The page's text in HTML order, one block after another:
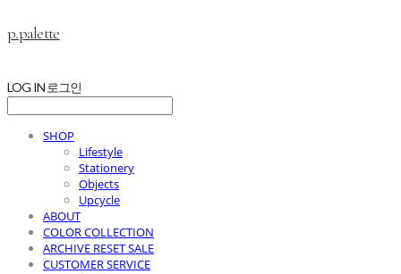
p.palette
LOG IN 로그인
SHOP
Lifestyle
Stationery
Objects
Upcycle
ABOUT
COLOR COLLECTION
ARCHIVE RESET SALE
CUSTOMER SERVICE